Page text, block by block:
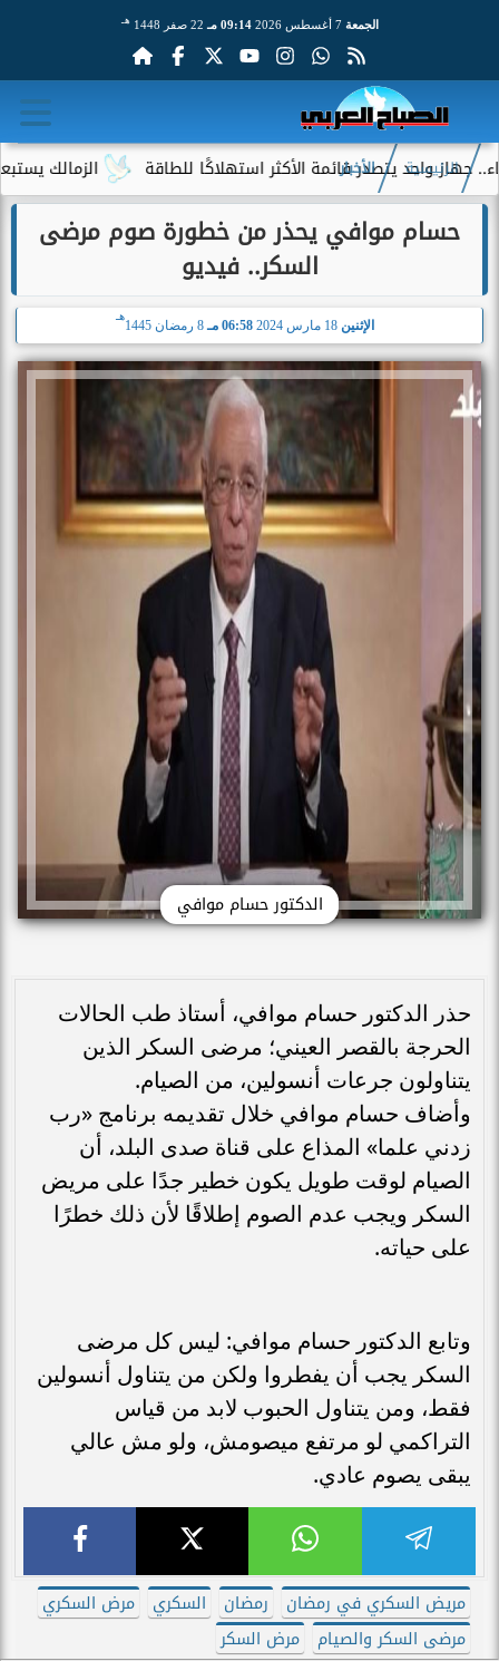
الجمعة 7 أغسطس 2026 09:14 مـ 22 صفر 1448 هـ
الزمالك يستبعد 4 لاعبين شباب من حساباته في الموسم الجديد يتصدر قائمة الأكثر استهلاكًا للطاقة
الرئيسية الأخبار
حسام موافي يحذر من خطورة صوم مرضى
السكر.. فيديو
الإثنين 06:58 مـ 8 رمضان 1445
هـ
الدكتور حسام موافي
حذر الدكتور حسام موافي، أستاذ طب الحالات
الحرجة بالقصر العيني؛ مرضى السكر الذين
يتناولون جرعات أنسولين، من الصيام.
وأضاف حسام موافي خلال تقديمه برنامج «رب
زدني علما» المذاع على قناة صدى البلد، أن
الصيام لوقت طويل يكون خطير جدًا على مريض
السكر ويجب عدم الصوم إطلاقًا لأن ذلك خطرًا
على حياته.
وتابع الدكتور حسام موافي: ليس كل مرضى
السكر يجب أن يفطروا ولكن من يتناول أنسولين
فقط، ومن يتناول الحبوب لابد من قياس
التراكمي لو مرتفع ميصومش، ولو مش عالي
يبقى يصوم عادي.
مريض السكري في رمضان رمضان السكري
مرض السكري
مرضى السكر والصيام
مرض السكر